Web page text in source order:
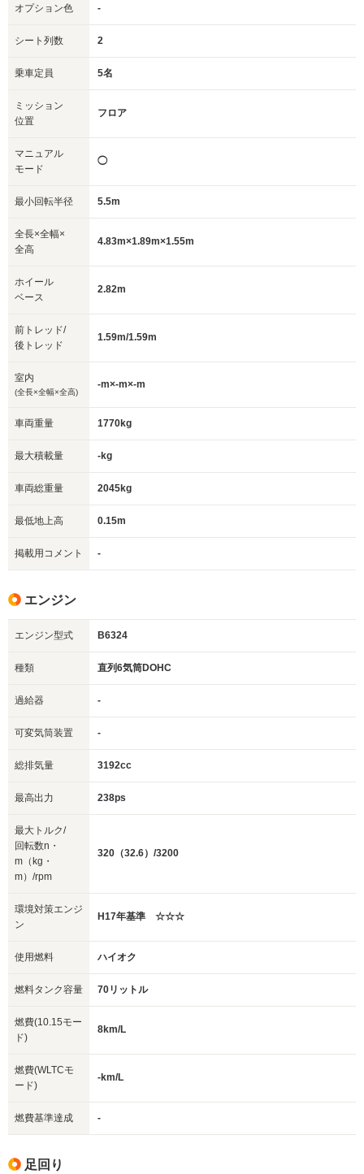
オプション色 -
シート列数 2
乗車定員 5名
ミッション
位置
フロア
マニュアル
モード
◯
最小回転半径 5.5m
全長×全幅×
全高
4.83m×1.89m×1.55m
ホイール
ベース
2.82m
前トレッド/
後トレッド
1.59m/1.59m
室内
(全長×全幅×全高)
-m×-m×-m
車両重量 1770kg
最大積載量 -kg
車両総重量 2045kg
最低地上高 0.15m
掲載用コメント -
エンジン
エンジン型式 B6324
種類 直列6気筒DOHC
過給器 -
可変気筒装置 -
総排気量 3192cc
最高出力 238ps
最大トルク/
回転数n・
m（kg・
m）/rpm
320（32.6）/3200
環境対策エンジ
ン
H17年基準 ☆☆☆
使用燃料 ハイオク
燃料タンク容量 70リットル
燃費(10.15モー
ド)
8km/L
燃費(WLTCモ
ード)
-km/L
燃費基準達成 -
足回り